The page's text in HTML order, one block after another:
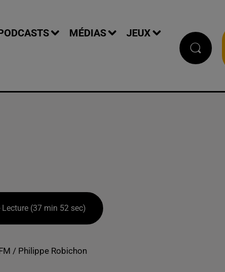
MÉDIAS JEUX
Lecture (37 min 52 sec)
/ Philippe Robichon